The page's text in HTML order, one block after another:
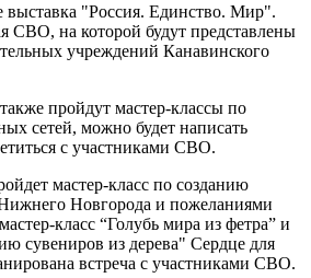
выставка "Россия. Единство. Мир".
СВО, на которой будут представлены
учреждений Канавинского
пройдут мастер-классы по
сетей, можно будет написать
с участниками СВО.
мастер-класс по созданию
Новгорода и пожеланиями
класс “Голубь мира из фетра” и
сувениров из дерева" Сердце для
встреча с участниками СВО.